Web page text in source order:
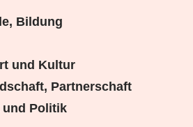
Bildung
und Kultur
Partnerschaft
Politik